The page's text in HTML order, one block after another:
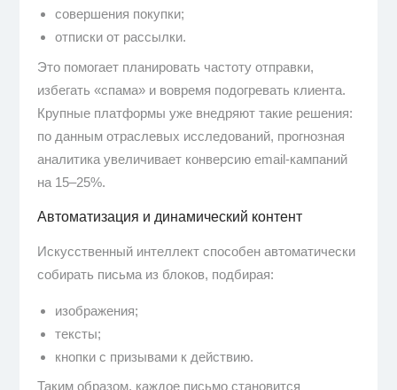
совершения покупки;
отписки от рассылки.
Это помогает планировать частоту отправки,
избегать «спама» и вовремя подогревать клиента.
Крупные платформы уже внедряют такие решения:
по данным отраслевых исследований, прогнозная
аналитика увеличивает конверсию email-кампаний
на 15–25%.
Автоматизация и динамический контент
Искусственный интеллект способен автоматически
собирать письма из блоков, подбирая:
изображения;
тексты;
кнопки с призывами к действию.
Таким образом, каждое письмо становится